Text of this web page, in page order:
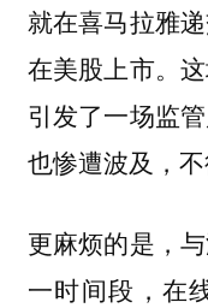
就在喜马拉雅
在美股上市。
引发了一场监
也惨遭波及，不
更麻烦的是，
一时间段，在